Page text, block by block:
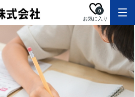
お気に入り
0